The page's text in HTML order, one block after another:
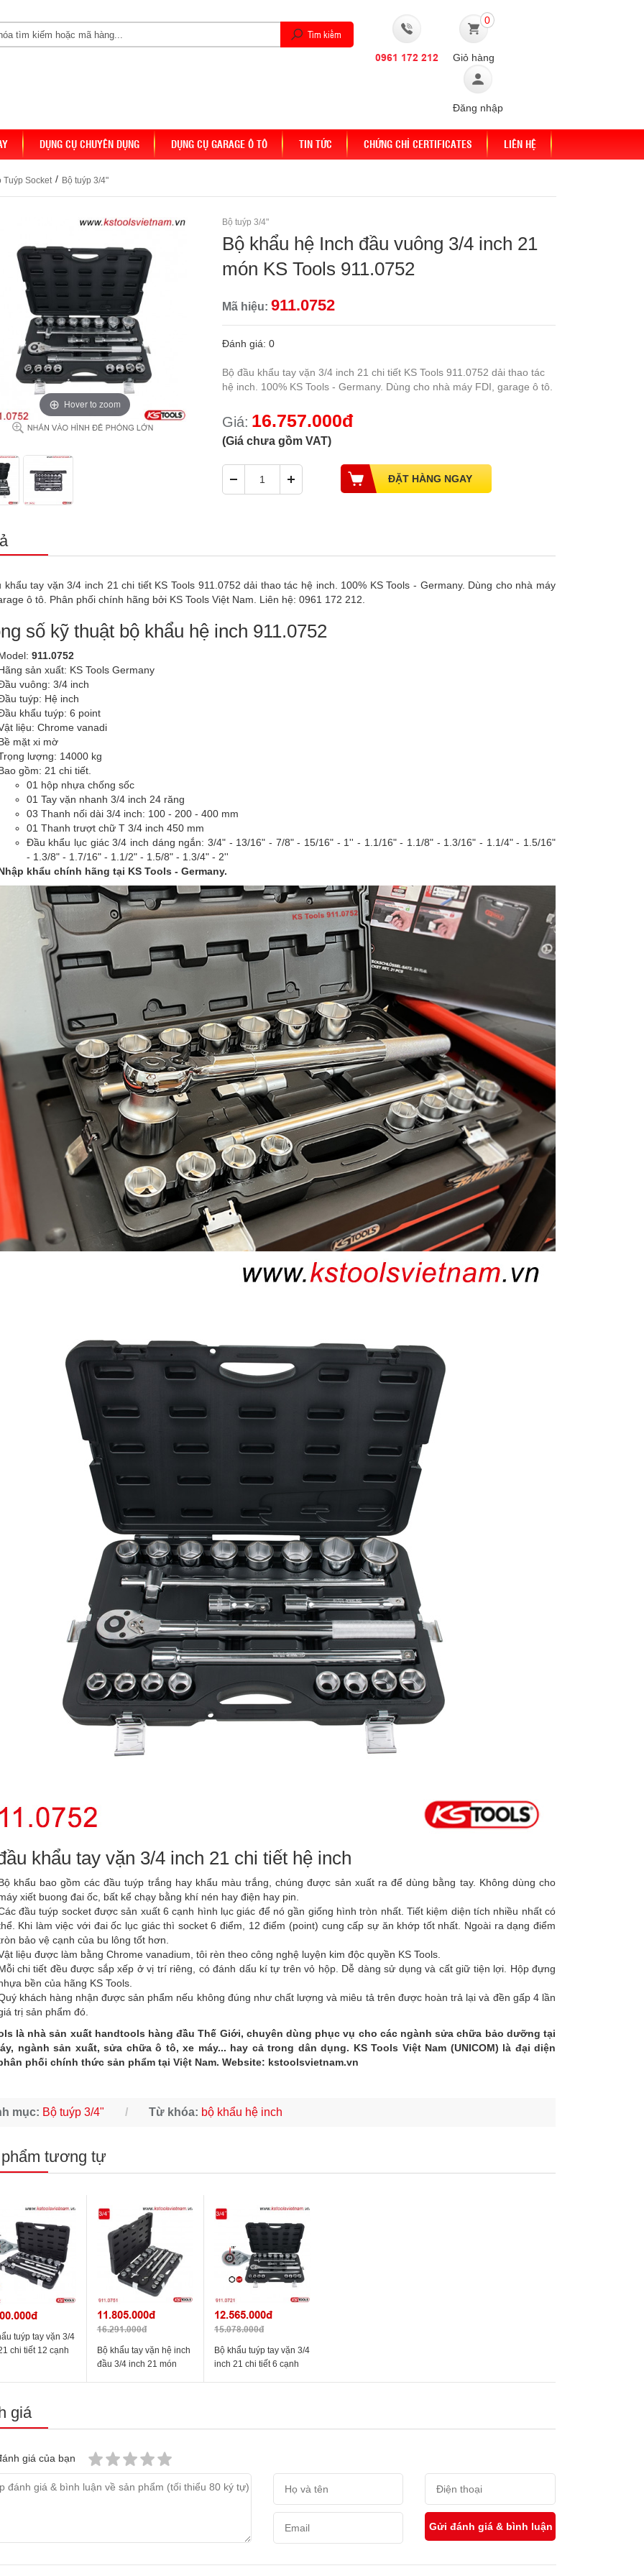
0961 172 212
0
Giỏ hàng
Đăng nhập
DỤNG CỤ CHUYÊN DỤNG DỤNG CỤ GARAGE Ô TÔ TIN TỨC CHỨNG CHỈ CERTIFICATES LIÊN HỆ
Tuýp Socket / Bộ tuýp 3/4"
Hover to zoom
Bộ tuýp 3/4"
Bộ khẩu hệ Inch đầu vuông 3/4 inch 21
món KS Tools 911.0752
Mã hiệu:911.0752
Đánh giá: 0
Bộ đầu khẩu tay vặn 3/4 inch 21 chi tiết KS Tools 911.0752 dải thao tác
hệ inch. 100% KS Tools - Germany. Dùng cho nhà máy FDI, garage ô tô.
Giá: 16.757.000đ
(Giá chưa gồm VAT)
khẩu tay vặn 3/4 inch 21 chi tiết KS Tools 911.0752 dải thao tác hệ inch. 100% KS Tools - Germany. Dùng cho nhà máy
ô tô. Phân phối chính hãng bởi KS Tools Việt Nam. Liên hệ: 0961 172 212.
số kỹ thuật bộ khẩu hệ inch 911.0752
911.0752
sản xuất: KS Tools Germany
vuông: 3/4 inch
tuýp: Hệ inch
khẩu tuýp: 6 point
liệu: Chrome vanadi
mặt xi mờ
lượng: 14000 kg
gồm: 21 chi tiết.
01 hộp nhựa chống sốc
01 Tay vặn nhanh 3/4 inch 24 răng
03 Thanh nối dài 3/4 inch: 100 - 200 - 400 mm
01 Thanh trượt chữ T 3/4 inch 450 mm
Đầu khẩu lục giác 3/4 inch dáng ngắn: 3/4" - 13/16" - 7/8" - 15/16" - 1'' - 1.1/16" - 1.1/8" - 1.3/16" - 1.1/4" - 1.5/16"
- 1.3/8" - 1.7/16" - 1.1/2" - 1.5/8" - 1.3/4" - 2''
khẩu chính hãng tại KS Tools - Germany.
khẩu tay vặn 3/4 inch 21 chi tiết hệ inch
khẩu bao gồm các đầu tuýp trắng hay khẩu màu trắng, chúng được sản xuất ra để dùng bằng tay. Không dùng cho
xiết buong đai ốc, bất kể chạy bằng khí nén hay điện hay pin.
đầu tuýp socket được sản xuất 6 cạnh hình lục giác để nó gần giống hình tròn nhất. Tiết kiệm diện tích nhiều nhất có
Khi làm việc với đai ốc lục giác thì socket 6 điểm, 12 điểm (point) cung cấp sự ăn khớp tốt nhất. Ngoài ra dạng điểm
bảo vệ cạnh của bu lông tốt hơn.
liệu được làm bằng Chrome vanadium, tôi rèn theo công nghệ luyện kim độc quyền KS Tools.
chi tiết đều được sắp xếp ở vị trí riêng, có đánh dấu kí tự trên vỏ hộp. Dễ dàng sử dụng và cất giữ tiện lợi. Hộp đựng
bền của hãng KS Tools.
khách hàng nhận được sản phẩm nếu không đúng như chất lượng và miêu tả trên được hoàn trả lại và đền gấp 4 lần
trị sản phẩm đó.
là nhà sản xuất handtools hàng đầu Thế Giới, chuyên dùng phục vụ cho các ngành sửa chữa bảo dưỡng tại
ngành sản xuất, sửa chữa ô tô, xe máy... hay cả trong dân dụng. KS Tools Việt Nam (UNICOM) là đại diện
phối chính thức sản phẩm tại Việt Nam. Website: kstoolsvietnam.vn
mục: Bộ tuýp 3/4" Từ khóa: bộ khẩu hệ inch
tương tự
tuýp tay vặn 3/4
chi tiết 12 cạnh
11.805.000đ
16.291.000đ
Bộ khẩu tay vặn hệ inch
đầu 3/4 inch 21 món
12.565.000đ
15.078.000đ
Bộ khẩu tuýp tay vặn 3/4
inch 21 chi tiết 6 cạnh
giá
giá của bạn